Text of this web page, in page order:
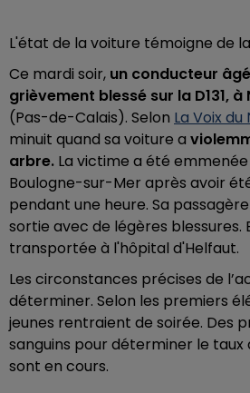
L'état de la voiture témoigne de
Ce mardi soir, un conducteur
grièvement blessé sur la D131,
(Pas-de-Calais). Selon La Voix du
minuit quand sa voiture a
arbre. La victime a été emmenée
Boulogne-sur-Mer après avoir
pendant une heure. Sa passagère
sortie avec de légères blessures.
transportée à l'hôpital d'Helfaut.
Les circonstances précises de
déterminer. Selon les premiers
jeunes rentraient de soirée. Des
sanguins pour déterminer le taux
sont en cours.